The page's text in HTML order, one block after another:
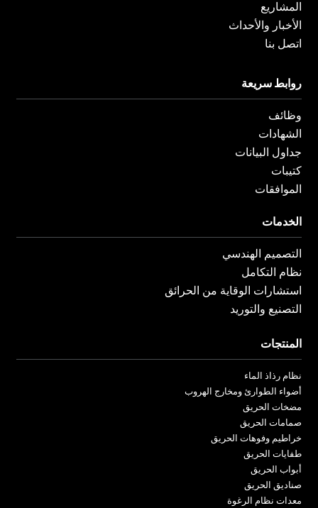
المشاريع
الأخبار والأحداث
اتصل بنا
روابط سريعة
وظائف
الشهادات
جداول البيانات
كتيبات
الموافقات
الخدمات
التصميم الهندسي
نظام التكامل
استشارات الوقاية من الحرائق
التصنيع والتوريد
المنتجات
نظام رذاذ الماء
أضواء الطوارئ ومخارج الهروب
مضخات الحريق
صمامات الحريق
خراطيم وفوهات الحريق
طفايات الحريق
أبواب الحريق
صناديق الحريق
معدات نظام الرغوة